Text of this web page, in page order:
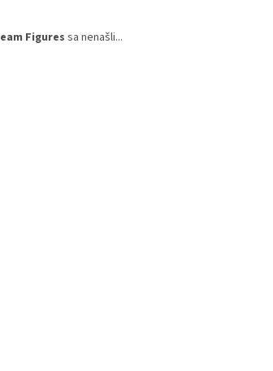
Figures sa nenašli...